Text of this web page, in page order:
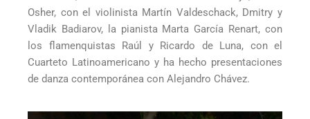
Osher, con el violinista Martín Valdeschack, Dmitry y
Vladik Badiarov, la pianista Marta García Renart, con
los flamenquistas Raúl y Ricardo de Luna, con el
Cuarteto Latinoamericano y ha hecho presentaciones
de danza contemporánea con Alejandro Chávez.